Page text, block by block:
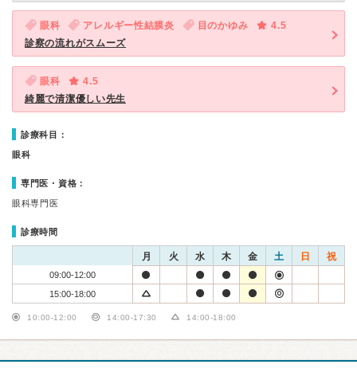
眼科 アレルギー性結膜炎 目のかゆみ
4.5
診察の流れがスムーズ
眼科
4.5
綺麗で清潔優しい先生
診療科目：
眼科
専門医・資格：
眼科専門医
診療時間
月 火 水 木 金 土 日 祝
09:00-12:00
15:00-18:00
10:00-12:00 14:00-17:30 14:00-18:00